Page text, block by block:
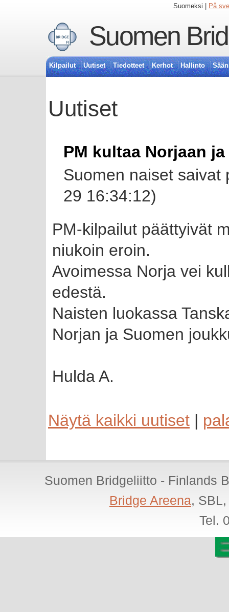
Suomeksi | På
Suomen
Kilpailut Uutiset Tiedotteet Kerhot Hallinto
Uutiset
PM kultaa Norjaan
Suomen naiset saivat
29 16:34:12)
PM-kilpailut päättyivät
niukoin eroin.
Avoimessa Norja vei
edestä.
Naisten luokassa
Norjan ja Suomen
Hulda A.
Näytä kaikki uutiset |
Suomen Bridgeliitto - Finlands
Bridge Areena,
Tel.